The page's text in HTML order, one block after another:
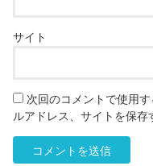
サイト
次回のコメントで使用
ルアドレス、サイトを保存